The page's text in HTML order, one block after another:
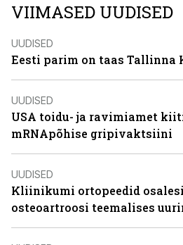
VIIMASED UUDISED
UUDISED
Eesti parim on taas Tallinna
UUDISED
USA toidu- ja ravimiamet
mRNApõhise gripivaktsiini
UUDISED
Kliinikumi ortopeedid
osteoartroosi teemalises